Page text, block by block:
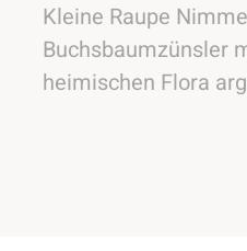
Kleine Raupe
Buchsbaumzünsler
heimischen Flora